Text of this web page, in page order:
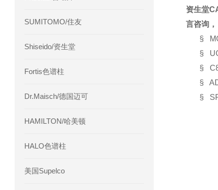
SUMITOMO/住友
Shiseido/资生堂
Fortis色谱柱
Dr.Maisch/德国迈可
HAMILTON/哈美顿
HALO色谱柱
美国Supelco
资生堂
言咨询，
§
§
§
§
§